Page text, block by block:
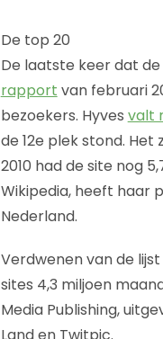
De top 20
De laatste keer dat de
rapport van februari
bezoekers. Hyves valt
de 12e plek stond.
2010 had de site nog
Wikipedia, heeft haar
Nederland.
Verdwenen van de
sites 4,3 miljoen
Media Publishing,